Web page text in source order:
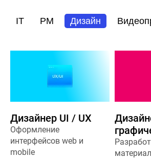
IT PM Дизайн
Дизайнер UI / UX
Оформление
интерфейсов web и
mobile